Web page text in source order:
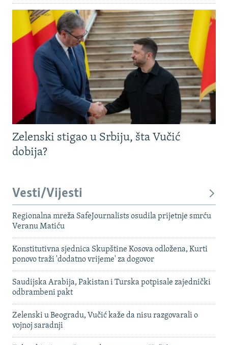
Zelenski stigao u Srbiju, šta Vučić
dobija?
Vesti/Vijesti
Regionalna mreža SafeJournalists osudila prijetnje smrću
Veranu Matiću
Konstitutivna sjednica Skupštine Kosova odložena, Kurti
ponovo traži 'dodatno vrijeme' za dogovor
Saudijska Arabija, Pakistan i Turska potpisale zajednički
odbrambeni pakt
Zelenski u Beogradu, Vučić kaže da nisu razgovarali o
vojnoj saradnji